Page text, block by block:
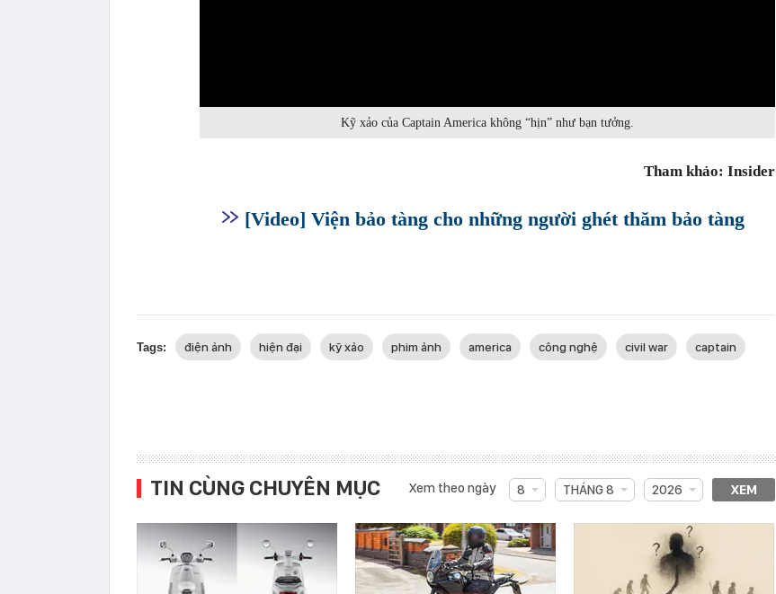
Kỹ xảo của Captain America không “hịn” như bạn tưởng.
Tham khảo: Insider
[Video] Viện bảo tàng cho những người ghét thăm bảo tàng
Tags: điện ảnh hiện đại kỹ xảo phim ảnh america công nghệ civil war captain
TIN CÙNG CHUYÊN MỤC Xem theo ngày 8 THÁNG 8 2026 XEM